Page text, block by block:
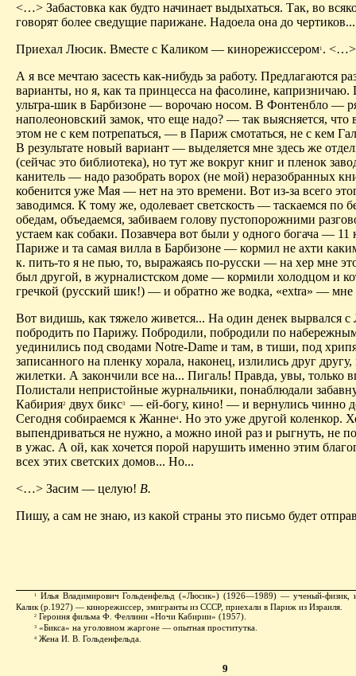
<…> Забастовка как будто начинает выдыхаться. Так, во
говорят более сведущие парижане. Надоела она до чертиков...
Приехал Люсик. Вместе с Каликом — кинорежиссером1 . <…>
А я все мечтаю засесть как-нибудь за работу. Предлагаются
варианты, но я, как та принцесса на фасолине, капризничаю.
ультра-шик в Барбизоне — ворочаю носом. В Фонтенбло —
наполеоновский замок, что еще надо? — так выясняется, что
этом не с кем потрепаться, — в Париж смотаться, не с кем
В результате новый вариант — выделяется мне здесь же
(сейчас это библиотека), но тут же вокруг книг и пленок
канитель — надо разобрать ворох (не мой) неразобранных
кобенится уже Мая — нет на это времени. Вот из-за всего
заводимся. К тому же, одолевает светскость — таскаемся по
обедам, объедаемся, забиваем голову пустопорожними
устаем как собаки. Позавчера вот были у одного богача — 11
Париже и та самая вилла в Барбизоне — кормил не ахти
к. пить-то я не пью, то, выражаясь по-русски — на хер мне
был другой, в журна­листском доме — кормили холодцом и
гречкой (русский шик!) — и обратно же водка, «extra» — мне
Вот видишь, как тяжело живется... На один денек вырвался
побродить по Парижу. Побродили, побродили по
уединились под сводами Notre-Dame и там, в тиши, под
записанного на пленку хорала, наконец, излились друг
жилетки. А закончили все на... Пигаль! Правда, увы, только
Полистали непристойные журнальчики, понаблюдали
Кабирия2 двух бикс3
— ей-богу, кино! — и вернулись чинно
Сегодня собираемся к Жаннe4. Но это уже другой коленкор.
выпендриваться не нужно, а можно иной раз и рыгнуть, не
в ужас. А ой, как хочется порой нарушить именно этим
всех этих светских домов... Но...
<…> Засим — целую! В.
Пишу, а сам не знаю, из какой страны это письмо будет
Илья Владимирович Гольденфельд («Люсик») (1926—1989) — ученый-физик,
Калик (р.1927) — кинорежиссер, эмигранты из СССР, приехали в Париж из Израиля.
2 Героиня фильма Ф. Феллини «Ночи Кабирии» (1957).
3 «Бикса» на уголовном жаргоне — опытная проститутка.
4 Жена И. В. Гольденфельда.
9